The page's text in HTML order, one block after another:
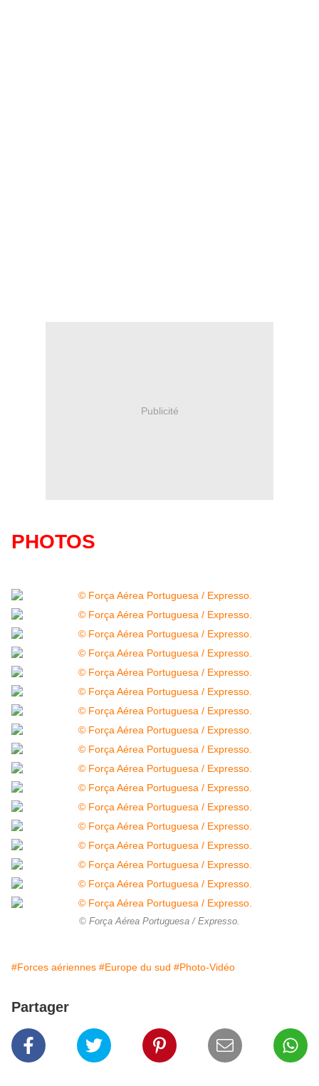
Publicité
PHOTOS
© Força Aérea Portuguesa / Expresso.
#Forces aériennes #Europe du sud #Photo-Vidéo
Partager